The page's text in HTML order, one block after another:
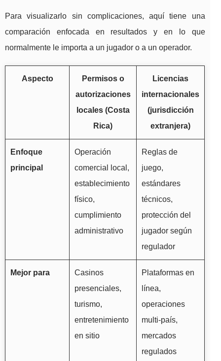
Para visualizarlo sin complicaciones, aquí tiene una
comparación enfocada en resultados y en lo que
normalmente le importa a un jugador o a un operador.
Aspecto
Permisos o
autorizaciones
locales (Costa
Rica)
Licencias
internacionales
(jurisdicción
extranjera)
Enfoque
principal
Operación
comercial local,
establecimiento
físico,
cumplimiento
administrativo
Reglas de
juego,
estándares
técnicos,
protección del
jugador según
regulador
Mejor para
Casinos
presenciales,
turismo,
entretenimiento
en sitio
Plataformas en
línea,
operaciones
multi-país,
mercados
regulados